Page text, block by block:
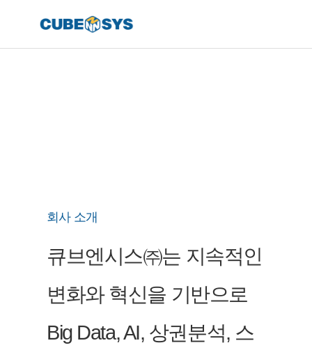
회사 소개
큐브엔시스㈜는 지속적인
변화와 혁신을 기반으로
Big Data, AI, 상권분석, 스